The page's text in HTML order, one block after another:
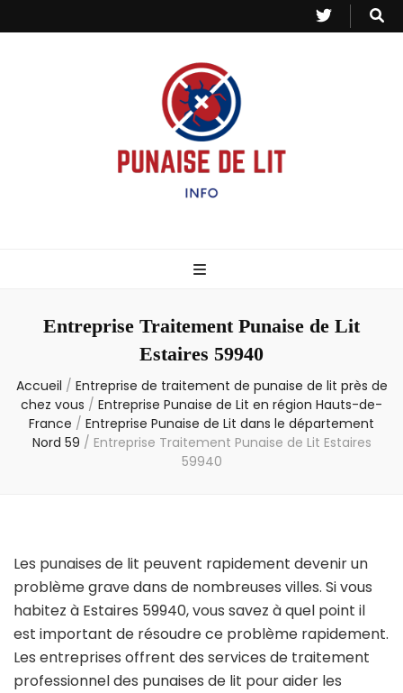
– Info
Entreprise Traitement Punaise de Lit
Estaires 59940
Accueil / Entreprise de traitement de punaise de lit près de
chez vous / Entreprise Punaise de Lit en région Hauts-de-
France / Entreprise Punaise de Lit dans le département
Nord 59 / Entreprise Traitement Punaise de Lit Estaires
59940
Les punaises de lit peuvent rapidement devenir un
problème grave dans de nombreuses villes. Si vous
habitez à Estaires 59940, vous savez à quel point il
est important de résoudre ce problème rapidement.
Les entreprises offrent des services de traitement
professionnel des punaises de lit pour aider les